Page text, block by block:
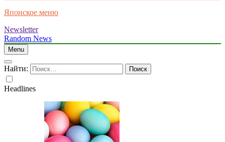
Японское меню
Newsletter
Random News
Menu
Найти:
Headlines